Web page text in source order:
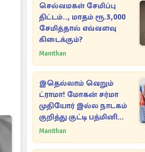
செல்வமகள் சேமிப்பு
திட்டம்.., மாதம் ரூ.3,000
சேமித்தால் எவ்வளவு
கிடைக்கும்?
Manithan
இதெல்லாம் வெறும்
ட்ராமா! மோகன் சர்மா
முதியோர் இல்ல நாடகம்
குறித்து குட்டி பத்மினி
பரபரப்பு பேட்டி
Manithan